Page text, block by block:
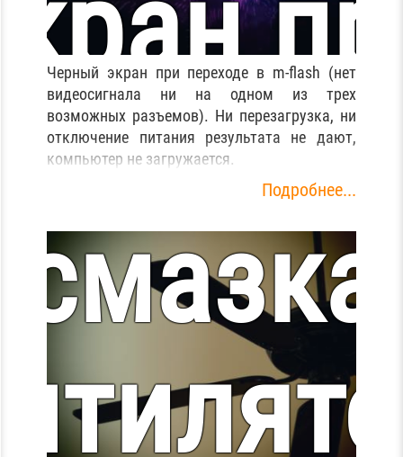
flash
Черный экран при переходе в m-flash (нет
видеосигнала ни на одном из трех
возможных разъемов). Ни перезагрузка, ни
отключение питания результата не дают,
компьютер не загружается.
Подробнее...
смазка